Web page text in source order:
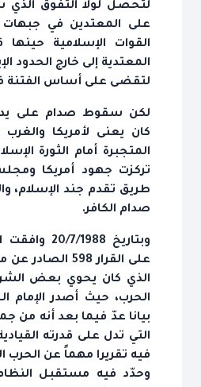
لتحصل لولا التفوق الذي
على المعتدين في جبهات
القوات الإسلامية
المعتدية إلى خارج الحدود
لتقضى على أساس الفتنة
لكن سقوط صدام على يد
كان يعنى لأمريكا
المتجبرة أمام الثورة
تركزت جهود أمريكا
طريق تقدم جند الإسلام،
صدام الكافر.
وبتاريخ 20/
على القرار 598
الذي كان يحوي بعض
الحرب، حيث أصدر الإمام
بيانا عدّ فيما بعد أنه من
التي تدل على قدرته
فيه تقريرا مهماً عن الحرب
وحدّد فيه مستقبل النظام